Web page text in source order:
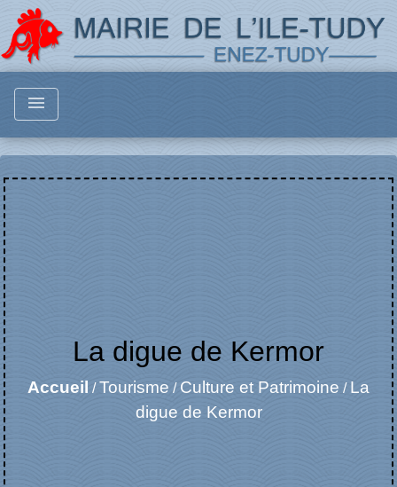
menu
La digue de Kermor
Accueil /Tourisme / Culture et Patrimoine / La
digue de Kermor